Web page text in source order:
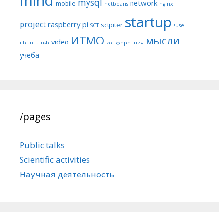
mobile netbeans network nginx
project raspberry pi SCT sctpiter startup suse
ubuntu usb video ИТМО конференция мысли
учёба
/pages
Public talks
Scientific activities
Научная деятельность